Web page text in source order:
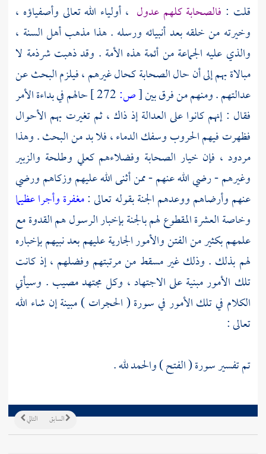
قلت : فالصحابة كلهم عدول ، أولياء الله تعالى وأصفياؤه ،
وخيرته من خلقه بعد أنبيائه ورسله . هذا مذهبأهل السنة ،
والذي عليه الجماعة من أئمة هذه الأمة . وقد ذهبت شرذمة لا
مبالاة بهم إلى أن حال الصحابة كحال غيرهم ، فيلزم البحث عن
عدالتهم . ومنهم من فرق بين[ص:
حالهم في بداءة الأمر
فقال : إنهم كانوا على العدالة إذ ذاك ، ثم تغيرت بهم الأحوال
فظهرت فيهم الحروب وسفك الدماء ، فلا بد من البحث . وهذا
مردود ، فإن خيار الصحابة وفضلاءهمكعلي وطلحة والزبير
وغيرهم - رضي الله عنهم - ممن أثنى الله عليهم وزكاهم ورضي
عنهم وأرضاهم ووعدهم الجنة بقوله تعالى :مغفرة وأجرا عظيما
وخاصة العشرة المقطوع لهم بالجنة بإخبار الرسول هم القدوة مع
علمهم بكثير من الفتن والأمور الجارية عليهم بعد نبيهم بإخباره
لهم بذلك . وذلك غير مسقط من مرتبتهم وفضلهم ، إذ كانت
تلك الأمور مبنية على الاجتهاد ، وكل مجتهد مصيب . وسيأتي
الكلام في تلك الأمور في سورة ( الحجرات ) مبينة إن شاء الله
تعالى :
تم تفسير سورة ( الفتح ) والحمد لله .
التالي السابق